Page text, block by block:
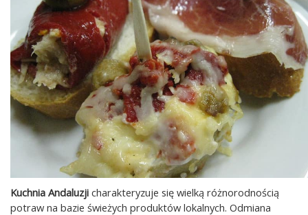
Kuchnia Andaluzji charakteryzuje się wielką różnorodnością
potraw na bazie świeżych produktów lokalnych. Odmiana